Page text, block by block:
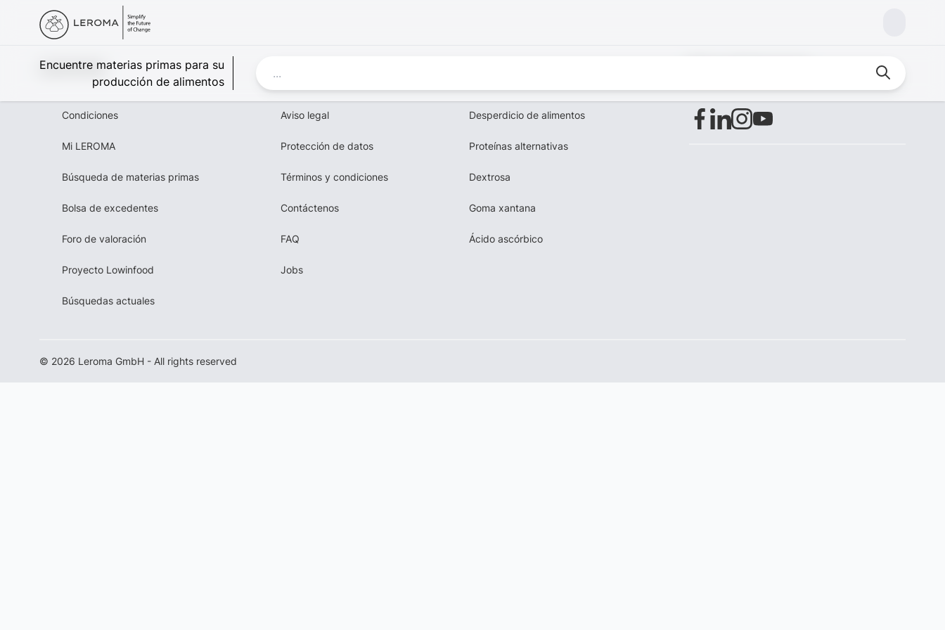
Encuentre materias primas para su
producción de alimentos
Leroma
Condiciones
Mi LEROMA
Búsqueda de materias primas
Bolsa de excedentes
Foro de valoración
Proyecto Lowinfood
Búsquedas actuales
Aviso legal
Protección de datos
Términos y condiciones
Contáctenos
FAQ
Jobs
Desperdicio de alimentos
Proteínas alternativas
Dextrosa
Goma xantana
Ácido ascórbico
© 2026 Leroma GmbH - All rights reserved